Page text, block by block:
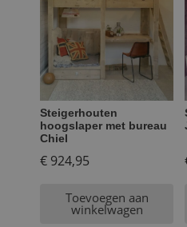
Steigerhouten
hoogslaper met bureau
Chiel
€ 924,95
Toevoegen aan
winkelwagen